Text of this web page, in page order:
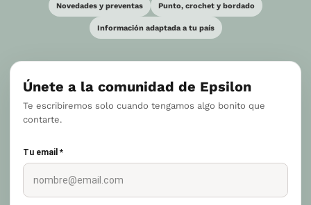
Novedades y preventas Punto, crochet y bordado
Información adaptada a tu país
Únete a la comunidad de Epsilon
Te escribiremos solo cuando tengamos algo bonito que
contarte.
Tu email *